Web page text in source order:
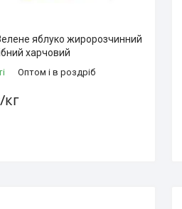
яблуко жиророзчинний
харчовий
Оптом і в роздріб
кг